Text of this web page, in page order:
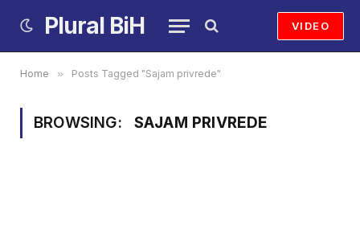
Plural BiH VIDEO
Home » Posts Tagged "Sajam privrede"
BROWSING: SAJAM PRIVREDE